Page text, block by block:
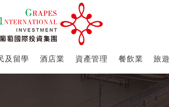
及留學 酒店業 資產管理 餐飲業 旅